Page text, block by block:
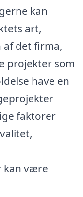
kan
art,
af det firma,
projekter som
have en
faktorer
kan være